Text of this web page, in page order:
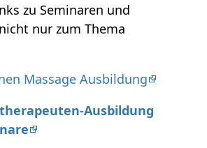
zu Seminaren und
nur zum Thema
Massage Ausbildung
Ausbildung